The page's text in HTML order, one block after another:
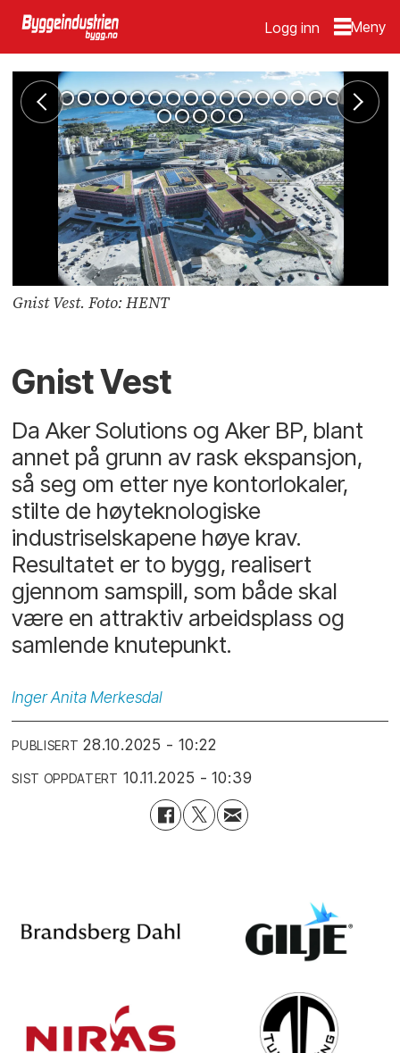
Logg inn
Gnist Vest. Foto: HENT
Gnist Vest
Da Aker Solutions og Aker BP, blant
annet på grunn av rask ekspansjon,
så seg om etter nye kontorlokaler,
stilte de høyteknologiske
industriselskapene høye krav.
Resultatet er to bygg, realisert
gjennom samspill, som både skal
være en attraktiv arbeidsplass og
samlende knutepunkt.
Inger Anita Merkesdal
PUBLISERT 28.10.2025 - 10:22
SIST OPPDATERT 10.11.2025 - 10:39